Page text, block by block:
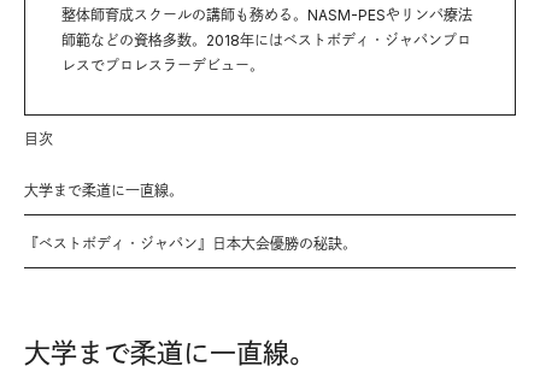
整体師育成スクールの講師も務める。NASM-PESやリンパ療法
師範などの資格多数。2018年にはベストボディ・ジャパンプロ
レスでプロレスラーデビュー。
目次
大学まで柔道に一直線。
『ベストボディ・ジャパン』日本大会優勝の秘訣。
大学まで柔道に一直線。